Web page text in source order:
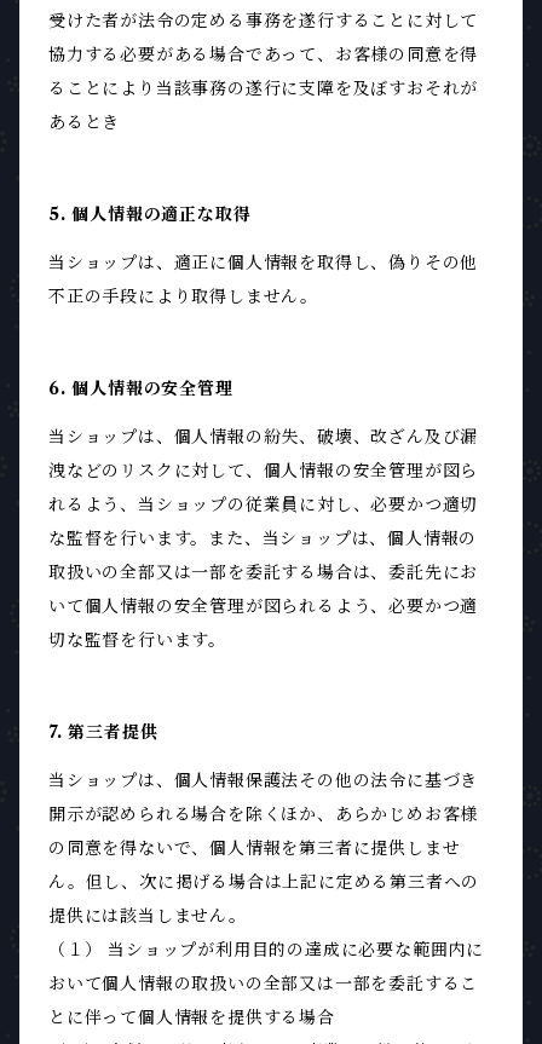
受けた者が法令の定める事務を遂行することに対して
協力する必要がある場合であって、お客様の同意を得
ることにより当該事務の遂行に支障を及ぼすおそれが
あるとき
5. 個人情報の適正な取得
当ショップは、適正に個人情報を取得し、偽りその他
不正の手段により取得しません。
6. 個人情報の安全管理
当ショップは、個人情報の紛失、破壊、改ざん及び漏
洩などのリスクに対して、個人情報の安全管理が図ら
れるよう、当ショップの従業員に対し、必要かつ適切
な監督を行います。また、当ショップは、個人情報の
取扱いの全部又は一部を委託する場合は、委託先にお
いて個人情報の安全管理が図られるよう、必要かつ適
切な監督を行います。
7. 第三者提供
当ショップは、個人情報保護法その他の法令に基づき
開示が認められる場合を除くほか、あらかじめお客様
の同意を得ないで、個人情報を第三者に提供しませ
ん。但し、次に掲げる場合は上記に定める第三者への
提供には該当しません。
（１） 当ショップが利用目的の達成に必要な範囲内に
おいて個人情報の取扱いの全部又は一部を委託するこ
とに伴って個人情報を提供する場合